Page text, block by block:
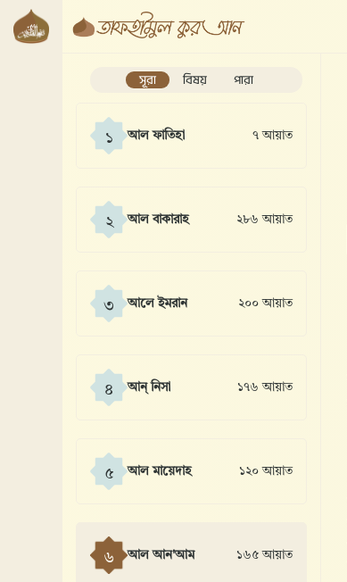
সূরা বিষয় পারা
১ আল ফাতিহা ৭ আয়াত
২ আল বাকারাহ ২৮৬ আয়াত
৩ আলে ইমরান ২০০ আয়াত
৪ আন্ নিসা ১৭৬ আয়াত
৫ আল মায়েদাহ ১২০ আয়াত
৬ আল আন'আম ১৬৫ আয়াত